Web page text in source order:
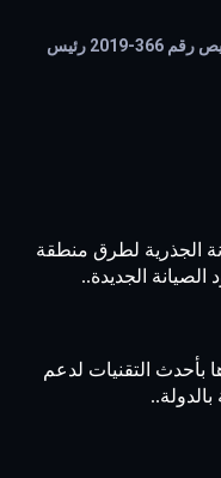
صحافة الكترونية مرخصة وزارة الاعلام ترخيص رقم 366-2019 رئيس
الجذرية لطرق منطقة
الجديدة..
بأحدث التقنيات لدعم